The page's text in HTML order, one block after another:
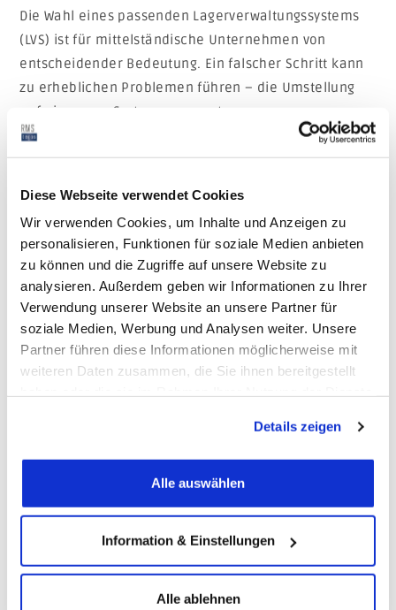
Diese Webseite verwendet Cookies
Wir verwenden Cookies, um Inhalte und Anzeigen zu
personalisieren, Funktionen für soziale Medien anbieten
zu können und die Zugriffe auf unsere Website zu
analysieren. Außerdem geben wir Informationen zu Ihrer
Verwendung unserer Website an unsere Partner für
soziale Medien, Werbung und Analysen weiter. Unsere
Partner führen diese Informationen möglicherweise mit
weiteren Daten zusammen, die Sie ihnen bereitgestellt
Details zeigen
Alle auswählen
Information & Einstellungen
Alle ablehnen
Die Wahl eines passenden Lagerverwaltungssystems
(LVS) ist für mittelständische Unternehmen von
entscheidender Bedeutung. Ein falscher Schritt kann
zu erheblichen Problemen führen – die Umstellung
auf ein neues System muss gut…
Weiterlesen
Warum ein durchdachtes ERP
System speziell für
RMStegos Mai 16, 2024 Branchen
Ein durchdachtes ERP System (Enterprise Resource
Kontraktlogistikdienstleister, da diese in einer
hochkomplexen und wettbewerbsintensiven Branche
tätig sind. Die effiziente Verwaltung von Ressourcen,